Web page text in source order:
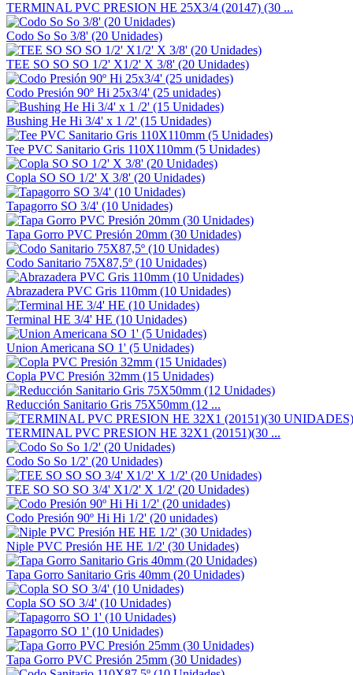
TERMINAL PVC PRESION HE 25X3/4 (20147) (30 ...
Codo So So 3/8' (20 Unidades)
TEE SO SO SO 1/2' X1/2' X 3/8' (20 Unidades)
Codo Presión 90º Hi 25x3/4' (25 unidades)
Bushing He Hi 3/4' x 1 /2' (15 Unidades)
Tee PVC Sanitario Gris 110X110mm (5 Unidades)
Copla SO SO 1/2' X 3/8' (20 Unidades)
Tapagorro SO 3/4' (10 Unidades)
Tapa Gorro PVC Presión 20mm (30 Unidades)
Codo Sanitario 75X87,5º (10 Unidades)
Abrazadera PVC Gris 110mm (10 Unidades)
Terminal HE 3/4' HE (10 Unidades)
Union Americana SO 1' (5 Unidades)
Copla PVC Presión 32mm (15 Unidades)
Reducción Sanitario Gris 75X50mm (12 ...
TERMINAL PVC PRESION HE 32X1 (20151)(30 ...
Codo So So 1/2' (20 Unidades)
TEE SO SO SO 3/4' X1/2' X 1/2' (20 Unidades)
Codo Presión 90º Hi Hi 1/2' (20 unidades)
Niple PVC Presión HE HE 1/2' (30 Unidades)
Tapa Gorro Sanitario Gris 40mm (20 Unidades)
Copla SO SO 3/4' (10 Unidades)
Tapagorro SO 1' (10 Unidades)
Tapa Gorro PVC Presión 25mm (30 Unidades)